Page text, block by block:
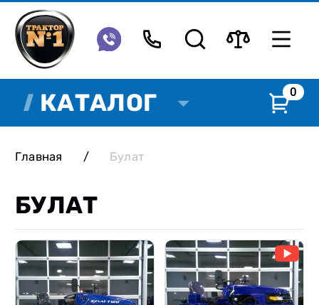
КАТАЛОГ 0
БУЛАТ
Главная / Булат